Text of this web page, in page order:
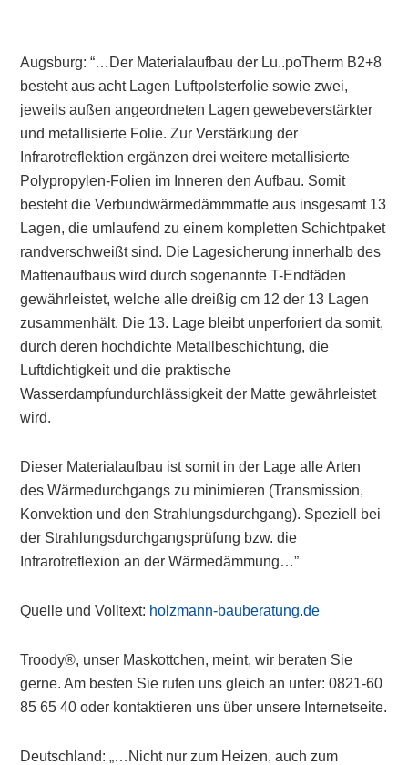
Augsburg: “…Der Materialaufbau der Lu..poTherm B2+8
besteht aus acht Lagen Luftpolsterfolie sowie zwei,
jeweils außen angeordneten Lagen gewebeverstärkter
und metallisierte Folie. Zur Verstärkung der
Infrarotreflektion ergänzen drei weitere metallisierte
Polypropylen-Folien im Inneren den Aufbau. Somit
besteht die Verbundwärmedämmmatte aus insgesamt 13
Lagen, die umlaufend zu einem kompletten Schichtpaket
randverschweißt sind. Die Lagesicherung innerhalb des
Mattenaufbaus wird durch sogenannte T-Endfäden
gewährleistet, welche alle dreißig cm 12 der 13 Lagen
zusammenhält. Die 13. Lage bleibt unperforiert da somit,
durch deren hochdichte Metallbeschichtung, die
Luftdichtigkeit und die praktische
Wasserdampfundurchlässigkeit der Matte gewährleistet
wird.
Dieser Materialaufbau ist somit in der Lage alle Arten
des Wärmedurchgangs zu minimieren (Transmission,
Konvektion und den Strahlungsdurchgang). Speziell bei
der Strahlungsdurchgangsprüfung bzw. die
Infrarotreflexion an der Wärmedämmung…”
Quelle und Volltext: holzmann-bauberatung.de
Troody®, unser Maskottchen, meint, wir beraten Sie
gerne. Am besten Sie rufen uns gleich an unter: 0821-60
85 65 40 oder kontaktieren uns über unsere Internetseite.
Deutschland: „…Nicht nur zum Heizen, auch zum